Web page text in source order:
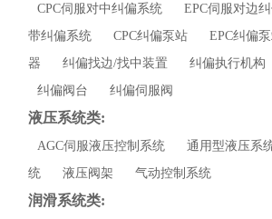
CPC伺服对中纠偏系统 EPC伺服对边
带纠偏系统
CPC纠偏泵站 EPC纠偏
器
纠偏找边/找中装置 纠偏执行机构
纠偏阀台
纠偏伺服阀
液压系统类:
AGC伺服液压控制系统 通用型液压系
统
液压阀架 气动控制系统
润滑系统类: